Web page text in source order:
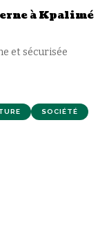
à Kpalimé
et sécurisée
SOCIÉTÉ